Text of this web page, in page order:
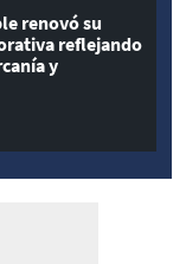
renovó su
reflejando
y